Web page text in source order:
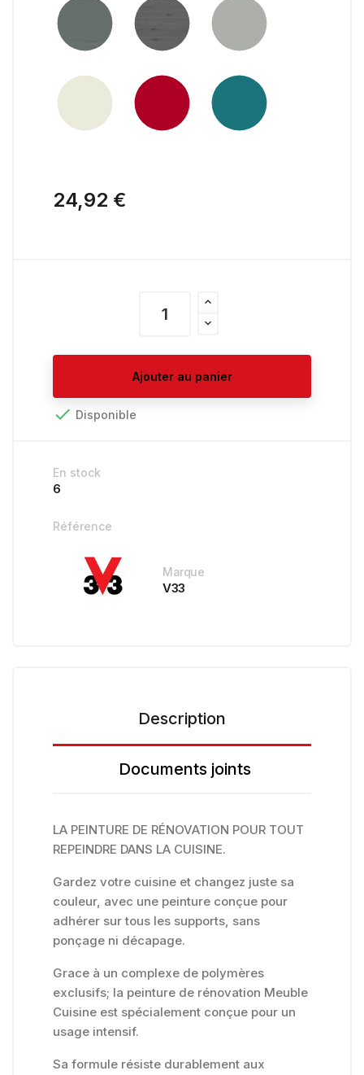
24,92 €
Ajouter au panier
 Disponible
En stock
6
Référence
Marque
V33
Description
Documents joints
LA PEINTURE DE RÉNOVATION POUR TOUT
REPEINDRE DANS LA CUISINE.
Gardez votre cuisine et changez juste sa
couleur, avec une peinture conçue pour
adhérer sur tous les supports, sans
ponçage ni décapage.
Grace à un complexe de polymères
exclusifs; la peinture de rénovation Meuble
Cuisine est spécialement conçue pour un
usage intensif.
Sa formule résiste durablement aux